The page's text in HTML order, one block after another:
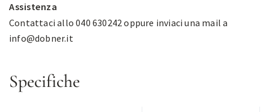
Assistenza
Contattaci allo 040 630242 oppure inviaci una mail a
info@dobner.it
Specifiche